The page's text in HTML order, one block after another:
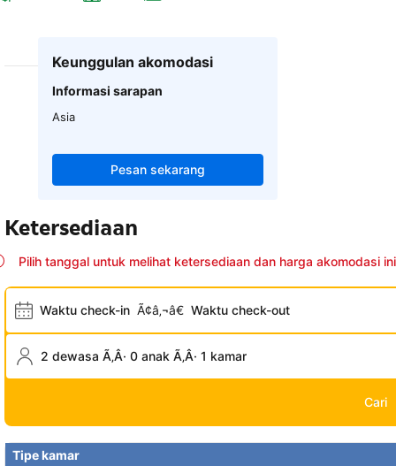
Keunggulan akomodasi
Informasi sarapan
Asia
Pesan sekarang
Ketersediaan
Pilih tanggal untuk melihat ketersediaan dan harga akomodasi ini
Waktu check-in Ã¢â‚¬â€ Waktu check-out
2 dewasa Ã‚Â· 0 anak Ã‚Â· 1 kamar
Cari
Tipe kamar